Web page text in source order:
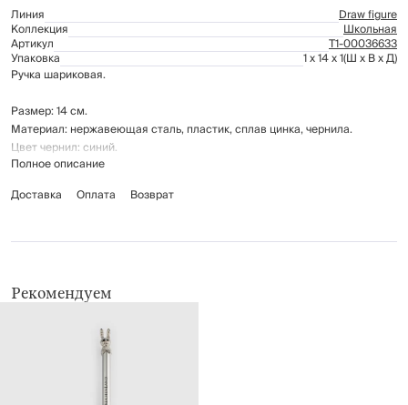
Линия
Draw figure
Коллекция Школьная
Артикул Т1-00036633
Упаковка 1 x 14 x 1(Ш x В x Д)
Ручка шариковая.
Размер: 14 см.
Материал: нержавеющая сталь, пластик, сплав цинка, чернила.
Цвет чернил: синий.
Полное описание
Доставка
Оплата Возврат
Рекомендуем